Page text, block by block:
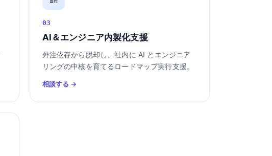
03
AI＆エンジニア内製化支援
外注依存から脱却し、社内に AI とエンジニア
リングの中核を育てるロードマップ実行支援。
相談する →